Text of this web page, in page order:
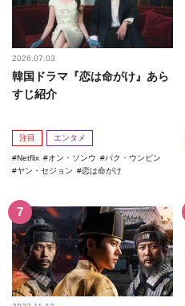
2026.07.03
韓国ドラマ『恋は命がけ』あら
すじ紹介
注目 エンタメ
Netflix オン・ソンウ
パク・ウンビン
ヤン・セジョン
恋は命がけ